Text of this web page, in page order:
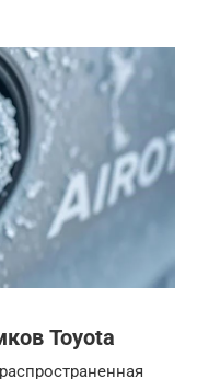
Toyota